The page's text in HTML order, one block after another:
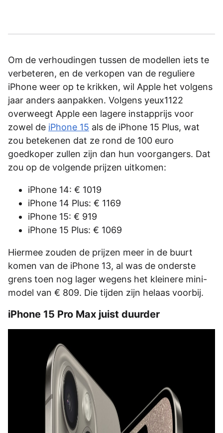
Om de verhoudingen tussen de modellen iets te
verbeteren, en de verkopen van de reguliere
iPhone weer op te krikken, wil Apple het volgens
jaar anders aanpakken. Volgens yeux1122
overweegt Apple een lagere instapprijs voor
zowel de iPhone 15 als de iPhone 15 Plus, wat
zou betekenen dat ze rond de 100 euro
goedkoper zullen zijn dan hun voorgangers. Dat
zou op de volgende prijzen uitkomen:
iPhone 14: € 1019
iPhone 14 Plus: € 1169
iPhone 15: € 919
iPhone 15 Plus: € 1069
Hiermee zouden de prijzen meer in de buurt
komen van de iPhone 13, al was de onderste
grens toen nog lager wegens het kleinere mini-
model van € 809. Die tijden zijn helaas voorbij.
iPhone 15 Pro Max juist duurder